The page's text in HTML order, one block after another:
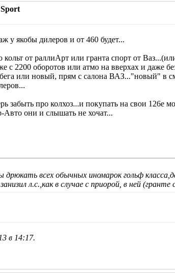
у якобы дилеров и от 460 будет...
кольт от раллиАрт или гранта спорт от
2200 оборотов или атмо на вверхах и даже
или новый, прям с салона ВАЗ..."новый" в
забыть про колхоз...и покупать на свои 126е
они и слышать не хочат...
дрюкать всех обычных иномарок гольф
л.с.,как в случае с приорой, в ней
в 14:17.